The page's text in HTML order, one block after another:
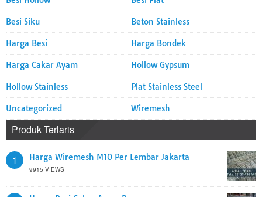
Besi Siku Beton Stainless
Harga Besi Harga Bondek
Harga Cakar Ayam Hollow Gypsum
Hollow Stainless Plat Stainless Steel
Uncategorized Wiremesh
Produk Terlaris
1 Harga Wiremesh M10 Per Lembar Jakarta
9915 VIEWS